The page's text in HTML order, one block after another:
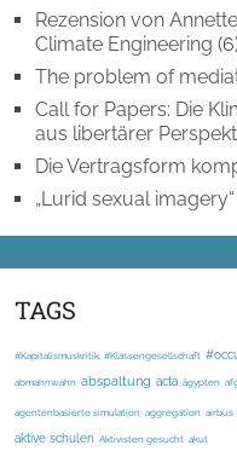
Rezension von
Climate Engineering
The problem of
Call for Papers: Die
aus libertärer
Die Vertragsform
„Lurid sexual imagery“
TAGS
#Kapitalismuskritik; #Klassengesellschaft
abmahnwahn abspaltung acta ägypten
agentenbasierte simulation aggregation airbus
aktive schulen Aktivisten gesucht akut